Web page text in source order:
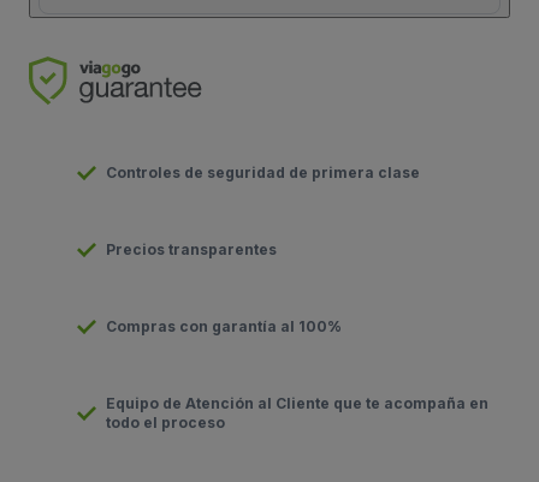
Controles de seguridad de primera clase
Precios transparentes
Compras con garantía al 100%
Equipo de Atención al Cliente que te acompaña en
todo el proceso